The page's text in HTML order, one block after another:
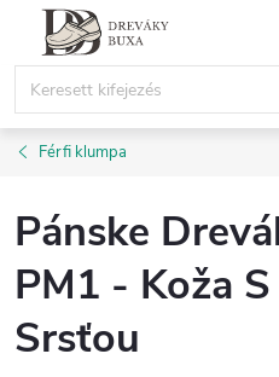
Ugrás
Férfi klumpa
Pánske
PM1 - Koža
Srsťou